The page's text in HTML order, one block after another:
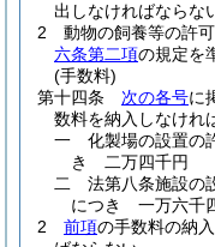
出しなければならな
2
動物の飼養等の許
六条第二項の規定を
(手数料)
第十四条
次の各号に
数料を納入しなけれ
一
化製場の設置の
き 二万四千円
二
法第八条施設の
につき 一万六千
2
前項の手数料の納